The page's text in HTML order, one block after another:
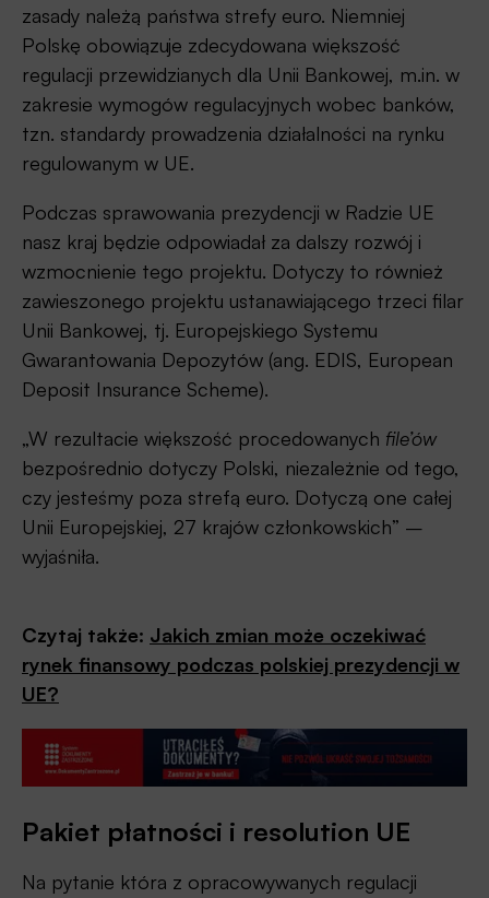
zasady należą państwa strefy euro. Niemniej
Polskę obowiązuje zdecydowana większość
regulacji przewidzianych dla Unii Bankowej, m.in. w
zakresie wymogów regulacyjnych wobec banków,
tzn. standardy prowadzenia działalności na rynku
regulowanym w UE.
Podczas sprawowania prezydencji w Radzie UE
nasz kraj będzie odpowiadał za dalszy rozwój i
wzmocnienie tego projektu. Dotyczy to również
zawieszonego projektu ustanawiającego trzeci filar
Unii Bankowej, tj. Europejskiego Systemu
Gwarantowania Depozytów (ang. EDIS, European
Deposit Insurance Scheme).
„W rezultacie większość procedowanych file’ów
bezpośrednio dotyczy Polski, niezależnie od tego,
czy jesteśmy poza strefą euro. Dotyczą one całej
Unii Europejskiej, 27 krajów członkowskich” –
wyjaśniła.
Czytaj także: Jakich zmian może oczekiwać
rynek finansowy podczas polskiej prezydencji w
UE?
Pakiet płatności i resolution UE
Na pytanie która z opracowywanych regulacji